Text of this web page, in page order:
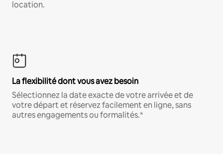
location.
La flexibilité dont vous avez besoin
Sélectionnez la date exacte de votre arrivée et de
votre départ et réservez facilement en ligne, sans
autres engagements ou formalités.*